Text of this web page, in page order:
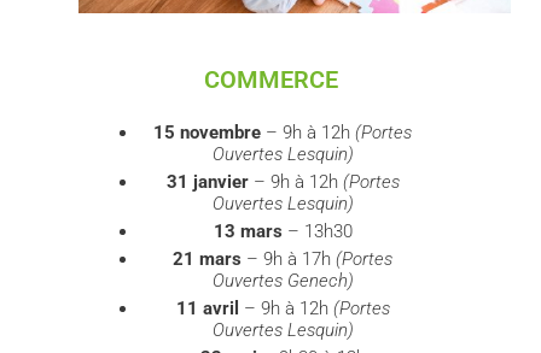
COMMERCE
15 novembre – 9h à 12h (Portes
Ouvertes Lesquin)
31 janvier– 9h à 12h (Portes
Ouvertes Lesquin)
13 mars – 13h30
21 mars – 9h à 17h (Portes
Ouvertes Genech)
11 avril – 9h à 12h (Portes
Ouvertes Lesquin)